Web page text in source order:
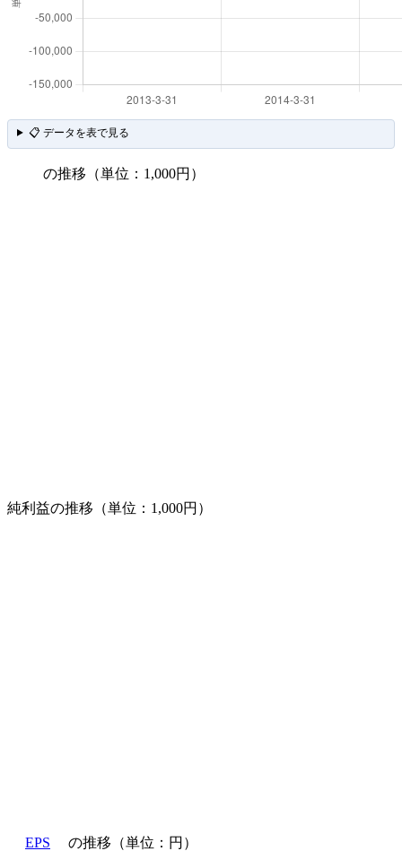
📋 データを表で見る
の推移（単位：1,000円）
純利益の推移（単位：1,000円）
EPS の推移（単位：円）